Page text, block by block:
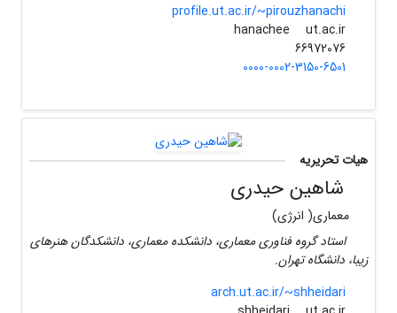
profile.ut.ac.ir/~pirouzhanachi
hanachee
ut.ac.ir
0000-0002-3150-6501
هیات تحریریه
شاهین حیدری
معماری( انرژی)
استاد گروه فناوری معماری، دانشکده معماری، دانشکدگان هنرهای
زیبا، دانشگاه تهران.
arch.ut.ac.ir/~shheidari